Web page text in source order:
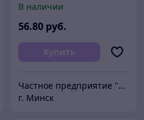
PG
В наличии
56.80 руб.
Купить
Частное предприятие "Сибалок"
г. Минск